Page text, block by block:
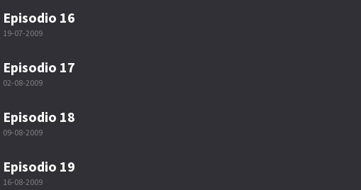
Episodio 16
19-07-2009
Episodio 17
02-08-2009
Episodio 18
09-08-2009
Episodio 19
16-08-2009